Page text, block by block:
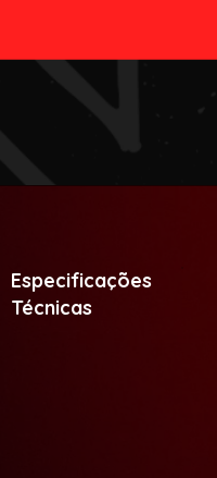
Especificações
Técnicas